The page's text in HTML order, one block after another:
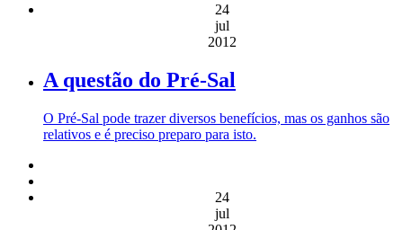
24
jul
2012
A questão do Pré-Sal
O Pré-Sal pode trazer diversos benefícios, mas os ganhos são
relativos e é preciso preparo para isto.
24
jul